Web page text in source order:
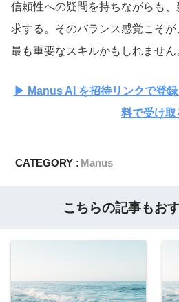
信頼性への疑問を持ちながらも
求する。そのバランス感覚こそ
最も重要なスキルかもしれません
▶ Manus AI を招待リンクで登
料で受け取
CATEGORY : Manus
こちらの記事もお